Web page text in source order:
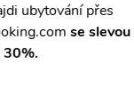
ubytování přes
se slevou
30%.